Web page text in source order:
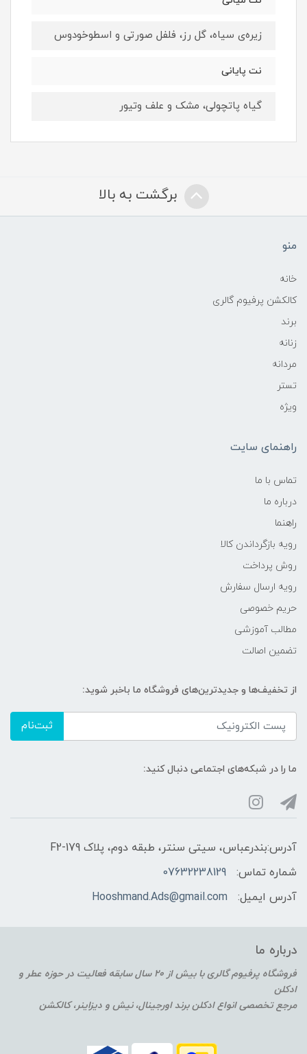
زیره‌ی سیاه، گل رز، فلفل صورتی و اسطوخودوس
نت پایانی
گیاه پاتچولی، مشک و علف وتیور
برگشت به بالا
منو
خانه
کالکشن پرفیوم گالری
برند
زنانه
مردانه
تستر
ویژه
راهنمای سایت
تماس با ما
درباره ما
راهنما
رویه‌ بازگرداندن کالا
روش پرداخت
رویه ارسال سفارش
حریم خصوصی
مطالب آموزشی
تضمین اصالت
از تخفیف‌ها و جدیدترین‌های فروشگاه ما باخبر شوید:
ثبت‌نام
ما را در شبکه‌های اجتماعی دنبال کنید:
آدرس:بندرعباس، سیتی سنتر، طبقه دوم، پلاک F2-179
شماره تماس:
07632238129
آدرس ایمیل:
Hooshmand.Ads@gmail.com
درباره ما
فروشگاه پرفیوم گالری با بیش از 20 سال سابقه فعالیت در حوزه عطر و
ادکلن
مرجع تخصصی انواع ادکلن برند اورجینال، نیش و دیزاینر، کالکشن